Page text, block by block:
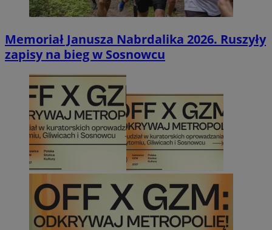
Memoriał Janusza Nabrdalika 2026. Ruszyły
zapisy na bieg w Sosnowcu